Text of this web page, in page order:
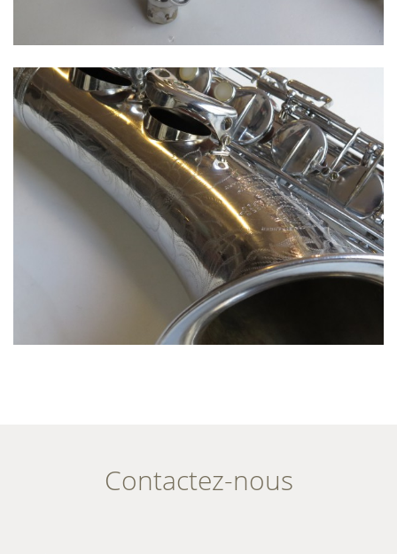
Contactez-nous